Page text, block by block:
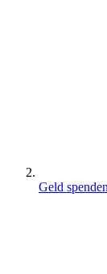
Geld spenden